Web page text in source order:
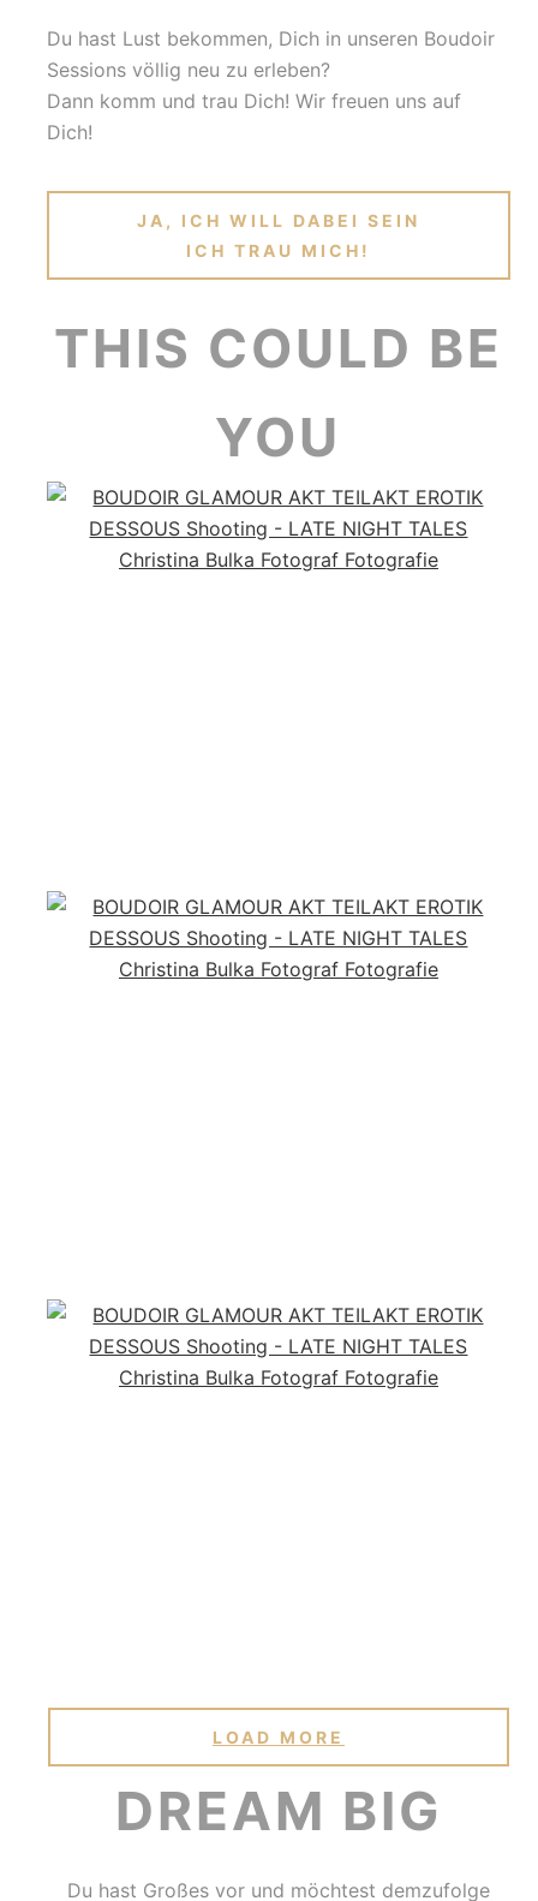
Du hast Lust bekommen, Dich in unseren Boudoir
Sessions völlig neu zu erleben?
Dann komm und trau Dich! Wir freuen uns auf
Dich!
JA, ICH WILL DABEI SEIN
ICH TRAU MICH!
THIS COULD BE
YOU
LOAD MORE
DREAM BIG
Du hast Großes vor und möchtest demzufolge